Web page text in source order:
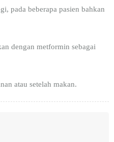
pada beberapa pasien bahkan
dengan metformin sebagai
atau setelah makan.